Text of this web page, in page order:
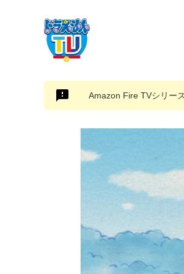
Amazon Fire TVシリー